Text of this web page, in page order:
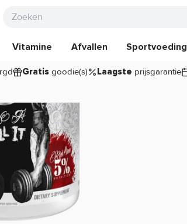
Vitamine Afvallen Sportvoeding
Gratis goodie(s) Laagste prijsgarantie